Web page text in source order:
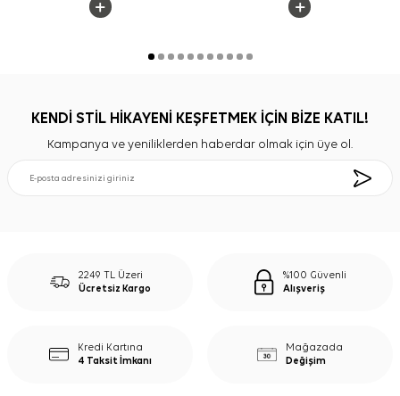
KENDİ STİL HİKAYENİ KEŞFETMEK İÇİN BİZE KATIL!
Kampanya ve yeniliklerden haberdar olmak için üye ol.
2249 TL Üzeri
Ücretsiz Kargo
%100 Güvenli
Alışveriş
Kredi Kartına
4 Taksit İmkanı
Mağazada
Değişim